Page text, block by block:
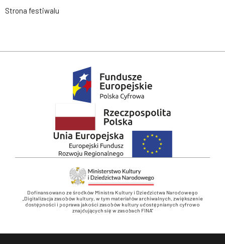
Strona festiwalu
Dofinansowano ze środków Ministra Kultury i Dziedzictwa Narodowego
„Digitalizacja zasobów kultury, w tym materiałów archiwalnych, zwiększenie
dostępności i poprawa jakości zasobów kultury udostępnianych cyfrowo
znajdujących się w zasobach FINA”